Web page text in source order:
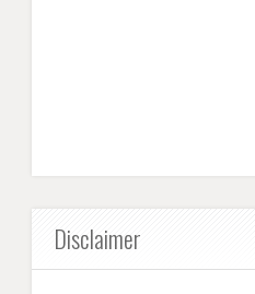
Disclaimer